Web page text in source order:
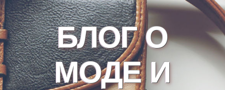
БЛОГ О
МОДЕ И